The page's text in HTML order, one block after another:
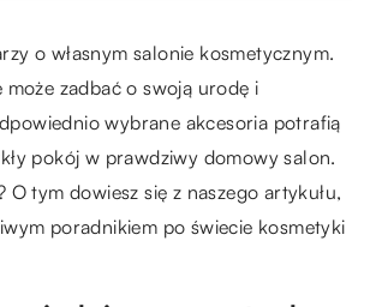
o własnym salonie kosmetycznym.
może zadbać o swoją urodę i
wybrane akcesoria potrafią
pokój w prawdziwy domowy salon.
O tym dowiesz się z naszego artykułu,
poradnikiem po świecie kosmetyki